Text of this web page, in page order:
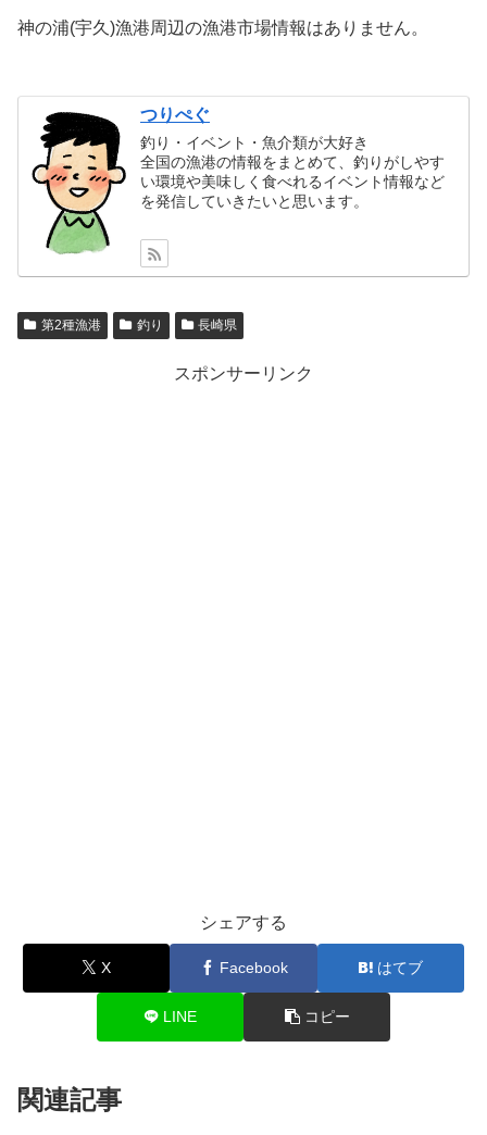
神の浦(宇久)漁港周辺の漁港市場情報はありません。
つりぺぐ
釣り・イベント・魚介類が大好き
全国の漁港の情報をまとめて、釣りがしやす
い環境や美味しく食べれるイベント情報など
を発信していきたいと思います。
第2種漁港 釣り 長崎県
スポンサーリンク
シェアする
X Facebook はてブ
LINE コピー
関連記事